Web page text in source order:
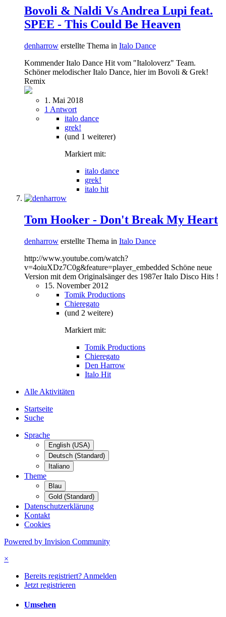
Bovoli & Naldi Vs Andrea Lupi feat.
SPEE - This Could Be Heaven
denharrow erstellte Thema in Italo Dance
Kommender Italo Dance Hit vom "Italoloverz" Team.
Schöner melodischer Italo Dance, hier im Bovoli & Grek!
Remix
1. Mai 2018
1 Antwort
italo dance
grek!
(und 1 weiterer)
Markiert mit:
italo dance
grek!
italo hit
Tom Hooker - Don't Break My Heart
denharrow erstellte Thema in Italo Dance
http://www.youtube.com/watch?
v=4oiuXDz7C0g&feature=player_embedded Schöne neue
Version mit dem Originalsänger des 1987er Italo Disco Hits !
15. November 2012
Tomik Productions
Chieregato
(und 2 weitere)
Markiert mit:
Tomik Productions
Chieregato
Den Harrow
Italo Hit
Alle Aktivitäten
Startseite
Suche
Sprache
English (USA)
Deutsch (Standard)
Italiano
Theme
Blau
Gold (Standard)
Datenschutzerklärung
Kontakt
Cookies
Powered by Invision Community
×
Bereits registriert? Anmelden
Jetzt registrieren
Umsehen